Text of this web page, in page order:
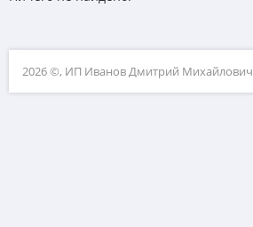
2026 ©, ИП Иванов Дмитрий Михайлович